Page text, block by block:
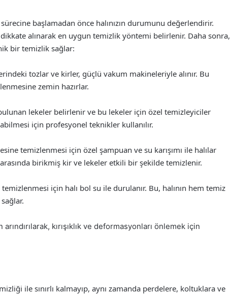
başlamadan önce halınızın durumunu değerlendirir.
alınarak en uygun temizlik yöntemi belirlenir. Daha sonra,
bir temizlik sağlar:
tozlar ve kirler, güçlü vakum makineleriyle alınır. Bu
zemin hazırlar.
lekeler belirlenir ve bu lekeler için özel temizleyiciler
için profesyonel teknikler kullanılır.
temizlenmesi için özel şampuan ve su karışımı ile halılar
arasında birikmiş kir ve lekeler etkili bir şekilde temizlenir.
için halı bol su ile durulanır. Bu, halının hem temiz
kırışıklık ve deformasyonları önlemek için
ile sınırlı kalmayıp, aynı zamanda perdelere, koltuklara ve